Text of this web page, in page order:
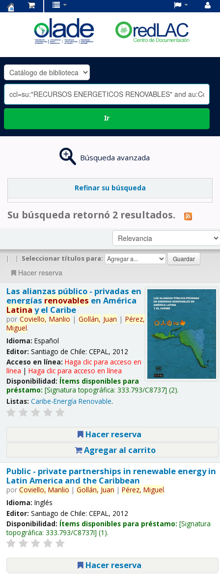
OLADE
-
Ir
Búsqueda avanzada
Refinar su búsqueda
Su búsqueda retornó 2 resultados.
| | Seleccionar títulos para:
Hacer reserva
Las alianzas público - privadas en
energías renovables en América
Latina y el Caribe
por Coviello, Manlio | Gollán, Juan | Pérez,
Miguel.
Idioma: Español
Editor: Santiago de Chile: CEPAL, 2012
Acceso en línea: Haga clic para acceso en
línea | Haga clic para acceso en línea
Disponibilidad: Ítems disponibles para
préstamo: Signatura topográfica: 333.793/C8737 (2).
Listas: Caribe-Energía Renovable.
Hacer reserva
Agregar al carrito
Public - private partnerships in renewable energy in
Latin America and the Caribbean
por Coviello, Manlio | Gollán, Juan | Pérez, Miguel.
Idioma: Inglés
Editor: Santiago de Chile: CEPAL, 2012
Disponibilidad: Ítems disponibles para préstamo: Signatura
topográfica: 333.793/C8737i (1).
Hacer reserva